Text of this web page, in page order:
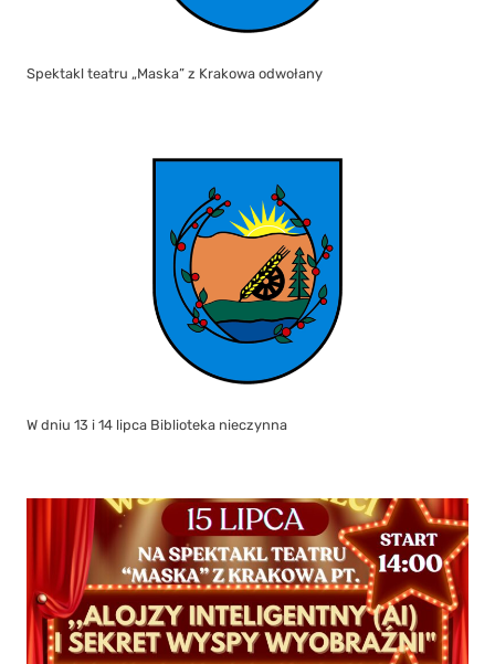
Spektakl teatru „Maska” z Krakowa odwołany
W dniu 13 i 14 lipca Biblioteka nieczynna